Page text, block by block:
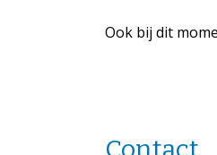
Ook bij dit
Contact